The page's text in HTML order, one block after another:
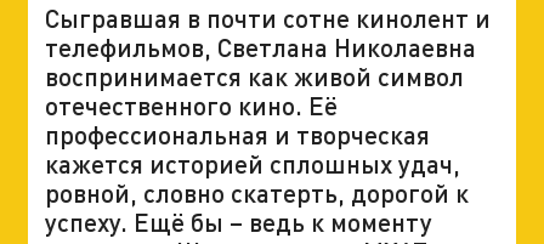
Сыгравшая в почти сотне кинолент и
телефильмов, Светлана Николаевна
воспринимается как живой символ
отечественного кино. Её
профессиональная и творческая
кажется историей сплошных удач,
ровной, словно скатерть, дорогой к
успеху. Ещё бы – ведь к моменту